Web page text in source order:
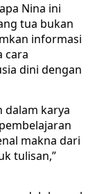
Nina ini
tua bukan
informasi
cara
dini dengan
dalam karya
makna dari
tulisan,”